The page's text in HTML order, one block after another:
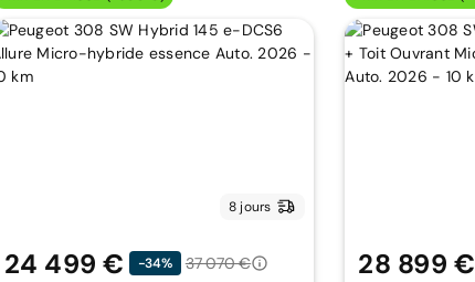
8 jours
24 499 € -34%
37 070 €
28 899 €